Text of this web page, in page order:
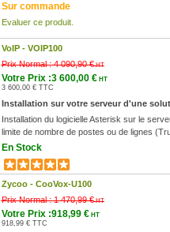
Sur commande
Evaluer ce produit.
VoIP - VOIP100
Prix Normal :4 090,90 €HT
Votre Prix :3 600,00 €HT
3 600,00 € TTC
Installation sur votre serveur d'une
Installation du logicielle Asterisk sur le
limite de nombre de postes ou de lignes
En Stock
Zycoo - CooVox-U100
Prix Normal :1 470,99 €HT
Votre Prix :918,99 €HT
918,99 € TTC